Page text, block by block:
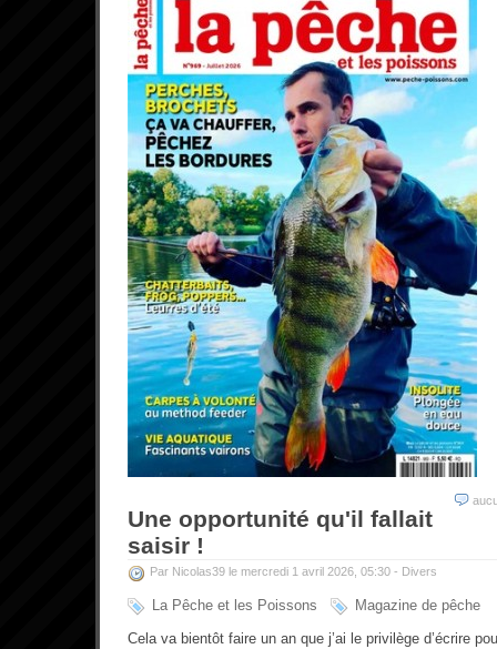
Une opportunité qu'il fallait
saisir !
Par Nicolas39 le mercredi 1 avril 2026, 05:30 - Divers
La Pêche et les Poissons
Magazine de pêche
Cela va bientôt faire un an que j’ai le privilège d’écrire